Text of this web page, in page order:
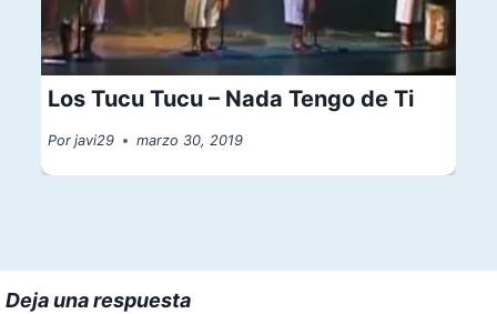
Los Tucu Tucu – Nada Tengo de Ti
Por javi29 marzo 30, 2019
Deja una respuesta